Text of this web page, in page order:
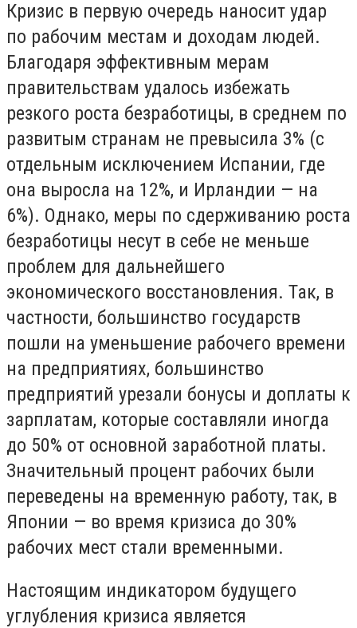
Кризис в первую очередь наносит удар
по рабочим местам и доходам людей.
Благодаря эффективным мерам
правительствам удалось избежать
резкого роста безработицы, в среднем по
развитым странам не превысила 3% (с
отдельным исключением Испании, где
она выросла на 12%, и Ирландии — на
6%). Однако, меры по сдерживанию роста
безработицы несут в себе не меньше
проблем для дальнейшего
экономического восстановления. Так, в
частности, большинство государств
пошли на уменьшение рабочего времени
на предприятиях, большинство
предприятий урезали бонусы и доплаты к
зарплатам, которые составляли иногда
до 50% от основной заработной платы.
Значительный процент рабочих были
переведены на временную работу, так, в
Японии — во время кризиса до 30%
рабочих мест стали временными.
Настоящим индикатором будущего
углубления кризиса является